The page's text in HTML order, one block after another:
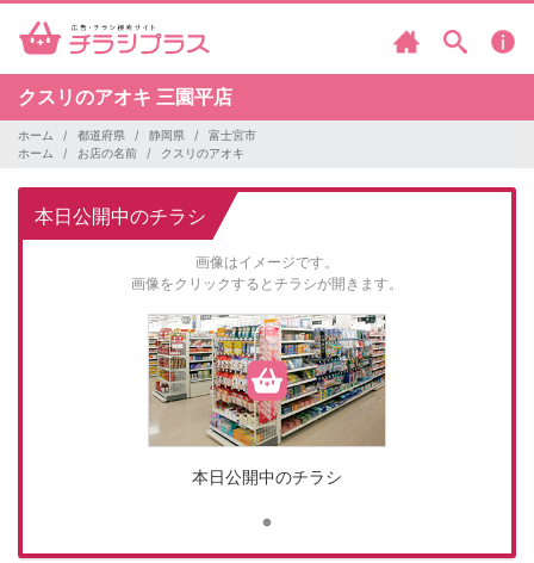
クスリのアオキ 三園平店
ホーム 都道府県 静岡県
富士宮市
ホーム
お店の名前 クスリのアオキ
本日公開中のチラシ
画像はイメージです。
画像をクリックするとチラシが開きます。
本日公開中のチラシ